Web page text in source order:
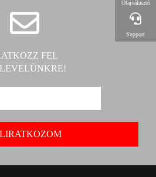
FEL
Olajválasztó
Support